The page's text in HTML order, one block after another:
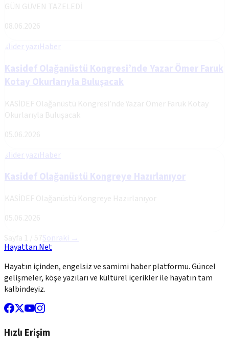
GÜN GÜVEN TAZELEDİ
08.06.2026
slider yazıHaber
Kasidef Olağanüstü Kongresi’nde Yazar Ömer Faruk
Kotay Okurlarıyla Buluşacak
KASİDEF Olağanüstü Kongresi’nde Yazar Ömer Faruk Kotay
Okurlarıyla Buluşacak
05.06.2026
slider yazıHaber
Kasidef Olağanüstü Kongreye Hazırlanıyor
KASİDEF Olağanüstü Kongreye Hazırlanıyor
05.06.2026
Sayfa 1 57Sonraki →
Hayattan.Net
Hayatın içinden, engelsiz ve samimi haber platformu. Güncel
gelişmeler, köşe yazıları ve kültürel içerikler ile hayatın tam
kalbindeyiz.
Hızlı Erişim